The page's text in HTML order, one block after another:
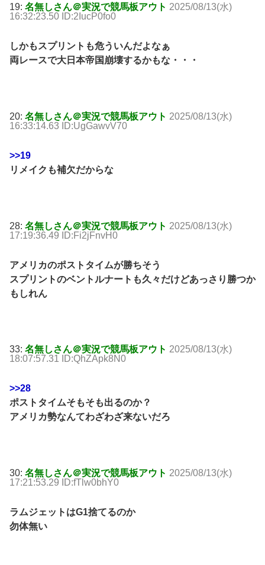
19: 名無しさん＠実況で競馬板アウト 2025/08/13(水)
16:32:23.50 ID:2IucP0fo0
しかもスプリントも危ういんだよなぁ
両レースで大日本帝国崩壊するかもな・・・
20: 名無しさん＠実況で競馬板アウト 2025/08/13(水)
16:33:14.63 ID:UgGawvV70
>>19
リメイクも補欠だからな
28: 名無しさん＠実況で競馬板アウト 2025/08/13(水)
17:19:36.49 ID:Fi2jFnvH0
アメリカのポストタイムが勝ちそう
スプリントのベントルナートも久々だけどあっさり勝つか
もしれん
33: 名無しさん＠実況で競馬板アウト 2025/08/13(水)
18:07:57.31 ID:QhZApk8N0
>>28
ポストタイムそもそも出るのか？
アメリカ勢なんてわざわざ来ないだろ
30: 名無しさん＠実況で競馬板アウト 2025/08/13(水)
17:21:53.29 ID:fTlw0bhY0
ラムジェットはG1捨てるのか
勿体無い